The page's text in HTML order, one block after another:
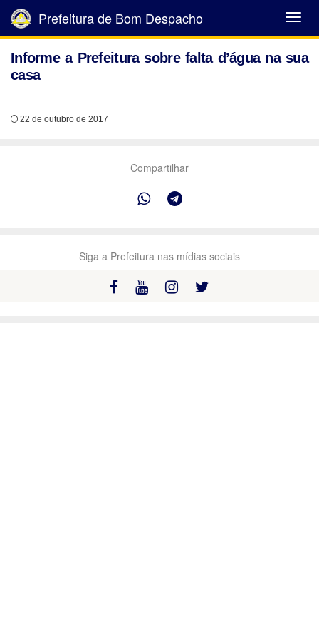
Abrir
Menu
Prefeitura de Bom Despacho
Informe a Prefeitura sobre falta d’água na sua
casa
22 de outubro de 2017
Compartilhar
Siga a Prefeitura nas mídias sociais